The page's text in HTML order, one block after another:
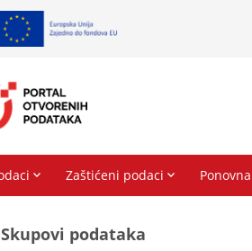
Skupovi podаtаkа